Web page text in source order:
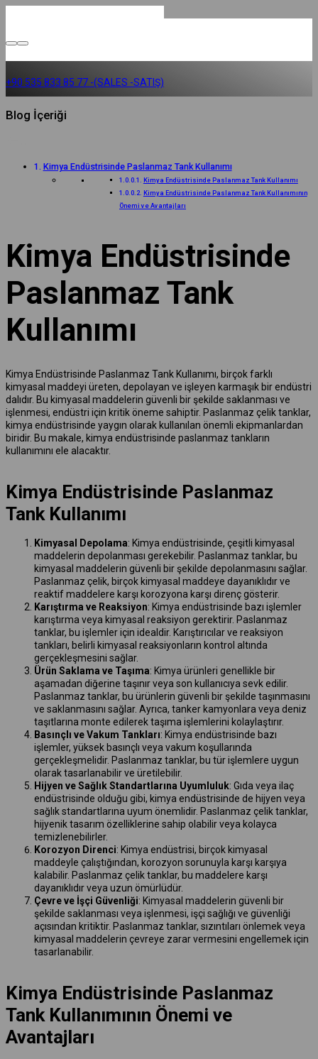
+90 535 833 85 77 -(SALES -SATIŞ)
Blog İçeriği
Kimya Endüstrisinde Paslanmaz Tank Kullanımı
Kimya Endüstrisinde Paslanmaz Tank Kullanımı
Kimya Endüstrisinde Paslanmaz Tank Kullanımının
Önemi ve Avantajları
Kimya Endüstrisinde
Paslanmaz Tank
Kullanımı
Kimya Endüstrisinde Paslanmaz Tank Kullanımı, birçok farklı
kimyasal maddeyi üreten, depolayan ve işleyen karmaşık bir endüstri
dalıdır. Bu kimyasal maddelerin güvenli bir şekilde saklanması ve
işlenmesi, endüstri için kritik öneme sahiptir. Paslanmaz çelik tanklar,
kimya endüstrisinde yaygın olarak kullanılan önemli ekipmanlardan
biridir. Bu makale, kimya endüstrisinde paslanmaz tankların
kullanımını ele alacaktır.
Kimya Endüstrisinde Paslanmaz
Tank Kullanımı
Kimyasal Depolama: Kimya endüstrisinde, çeşitli kimyasal
maddelerin depolanması gerekebilir. Paslanmaz tanklar, bu
kimyasal maddelerin güvenli bir şekilde depolanmasını sağlar.
Paslanmaz çelik, birçok kimyasal maddeye dayanıklıdır ve
reaktif maddelere karşı korozyona karşı direnç gösterir.
Karıştırma ve Reaksiyon: Kimya endüstrisinde bazı işlemler
karıştırma veya kimyasal reaksiyon gerektirir. Paslanmaz
tanklar, bu işlemler için idealdir. Karıştırıcılar ve reaksiyon
tankları, belirli kimyasal reaksiyonların kontrol altında
gerçekleşmesini sağlar.
Ürün Saklama ve Taşıma: Kimya ürünleri genellikle bir
aşamadan diğerine taşınır veya son kullanıcıya sevk edilir.
Paslanmaz tanklar, bu ürünlerin güvenli bir şekilde taşınmasını
ve saklanmasını sağlar. Ayrıca, tanker kamyonlara veya deniz
taşıtlarına monte edilerek taşıma işlemlerini kolaylaştırır.
Basınçlı ve Vakum Tankları: Kimya endüstrisinde bazı
işlemler, yüksek basınçlı veya vakum koşullarında
gerçekleşmelidir. Paslanmaz tanklar, bu tür işlemlere uygun
olarak tasarlanabilir ve üretilebilir.
Hijyen ve Sağlık Standartlarına Uyumluluk: Gıda veya ilaç
endüstrisinde olduğu gibi, kimya endüstrisinde de hijyen veya
sağlık standartlarına uyum önemlidir. Paslanmaz çelik tanklar,
hijyenik tasarım özelliklerine sahip olabilir veya kolayca
temizlenebilirler.
Korozyon Direnci: Kimya endüstrisi, birçok kimyasal
maddeyle çalıştığından, korozyon sorunuyla karşı karşıya
kalabilir. Paslanmaz çelik tanklar, bu maddelere karşı
dayanıklıdır veya uzun ömürlüdür.
Çevre ve İşçi Güvenliği: Kimyasal maddelerin güvenli bir
şekilde saklanması veya işlenmesi, işçi sağlığı ve güvenliği
açısından kritiktir. Paslanmaz tanklar, sızıntıları önlemek veya
kimyasal maddelerin çevreye zarar vermesini engellemek için
tasarlanabilir.
Kimya Endüstrisinde Paslanmaz
Tank Kullanımının Önemi ve
Avantajları